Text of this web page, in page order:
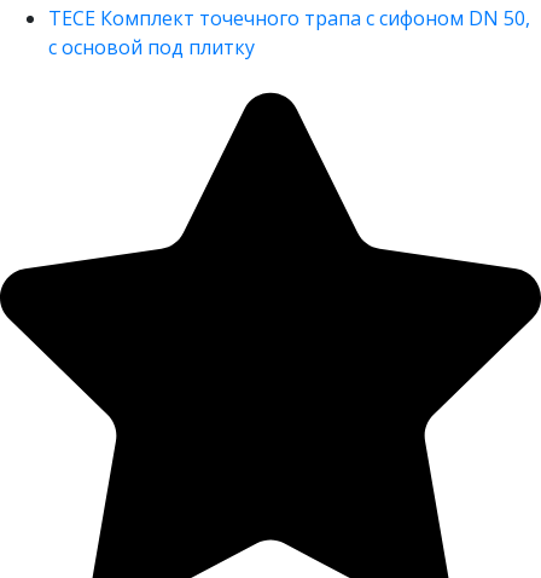
TECE Комплект точечного трапа с сифоном DN 50,
с основой под плитку